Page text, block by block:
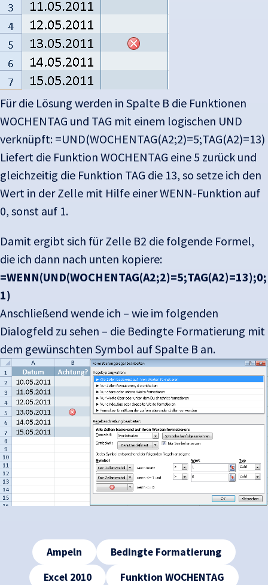
Für die Lösung werden in Spalte B die Funktionen
WOCHENTAG und TAG mit einem logischen UND
verknüpft: =UND(WOCHENTAG(A2;2)=5;TAG(A2)=13)
Liefert die Funktion WOCHENTAG eine 5 zurück und
gleichzeitig die Funktion TAG die 13, so setze ich den
Wert in der Zelle mit Hilfe einer WENN-Funktion auf
0, sonst auf 1.
Damit ergibt sich für Zelle B2 die folgende Formel,
die ich dann nach unten kopiere:
=WENN(UND(WOCHENTAG(A2;2)=5;TAG(A2)=13);0;
1)
Anschließend wende ich – wie im folgenden
Dialogfeld zu sehen – die Bedingte Formatierung mit
dem gewünschten Symbol auf Spalte B an.
Ampeln
Bedingte Formatierung
Excel 2010
Funktion WOCHENTAG